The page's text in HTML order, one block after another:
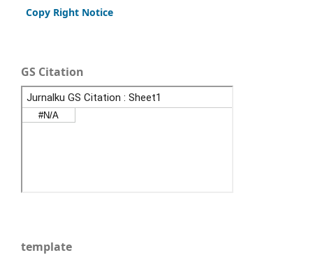
Copy Right Notice
GS Citation
template